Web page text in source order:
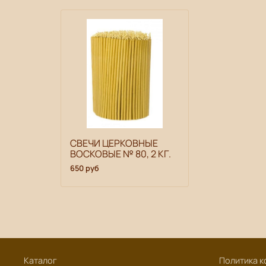
СВЕЧИ ЦЕРКОВНЫЕ
ВОСКОВЫЕ № 80, 2 КГ.
650 руб
Каталог
Политика